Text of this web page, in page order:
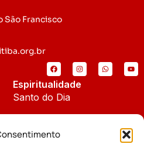
São Francisco
Espiritualidade
Santo do Dia